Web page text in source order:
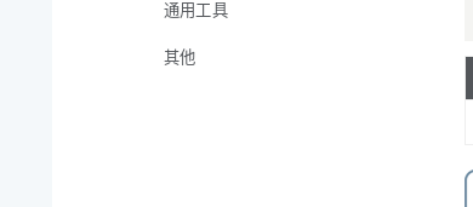
通用工具
其他